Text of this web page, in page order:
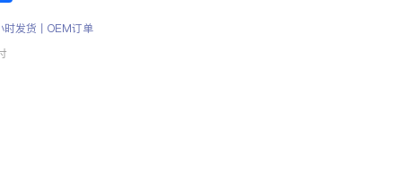
发货丨OEM订单